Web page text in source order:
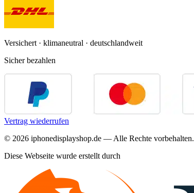
Versichert · klimaneutral · deutschlandweit
Sicher bezahlen
Vertrag wiederrufen
© 2026 iphonedisplayshop.de — Alle Rechte vorbehalten.
Diese Webseite wurde erstellt durch